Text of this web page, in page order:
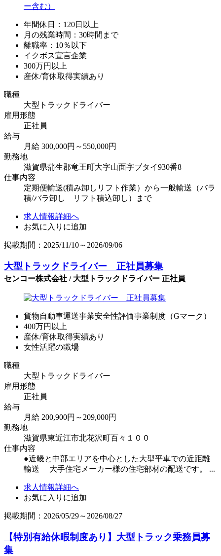
年間休日：120日以上
月の残業時間：30時間まで
離職率：10％以下
イクボス宣言企業
300万円以上
産休/育休取得実績あり
職種
大型トラックドライバー
雇用形態
正社員
給与
月給 300,000円～550,000円
勤務地
滋賀県蒲生郡竜王町大字山面字ブタイ930番8
仕事内容
定期便輸送(積み卸しリフト作業）から一般輸送（バラ
積/バラ卸し リフト積込卸し）まで
求人情報詳細へ
お気に入りに追加
掲載期間：2025/11/10～2026/09/06
大型トラックドライバー 正社員募集
センコー株式会社 / 大型トラックドライバー 正社員
貨物自動車運送事業安全性評価事業制度（Gマーク）
400万円以上
産休/育休取得実績あり
女性活躍の職場
職種
大型トラックドライバー
雇用形態
正社員
給与
月給 200,900円～209,000円
勤務地
滋賀県東近江市北花沢町百々１００
仕事内容
●近畿と中部エリアを中心とした大型平車での近距離
輸送 大手住宅メーカー様の住宅部材の配送です。 ...
求人情報詳細へ
お気に入りに追加
掲載期間：2026/05/29～2026/08/27
【特別有給休暇制度あり】大型トラック乗務員募
集